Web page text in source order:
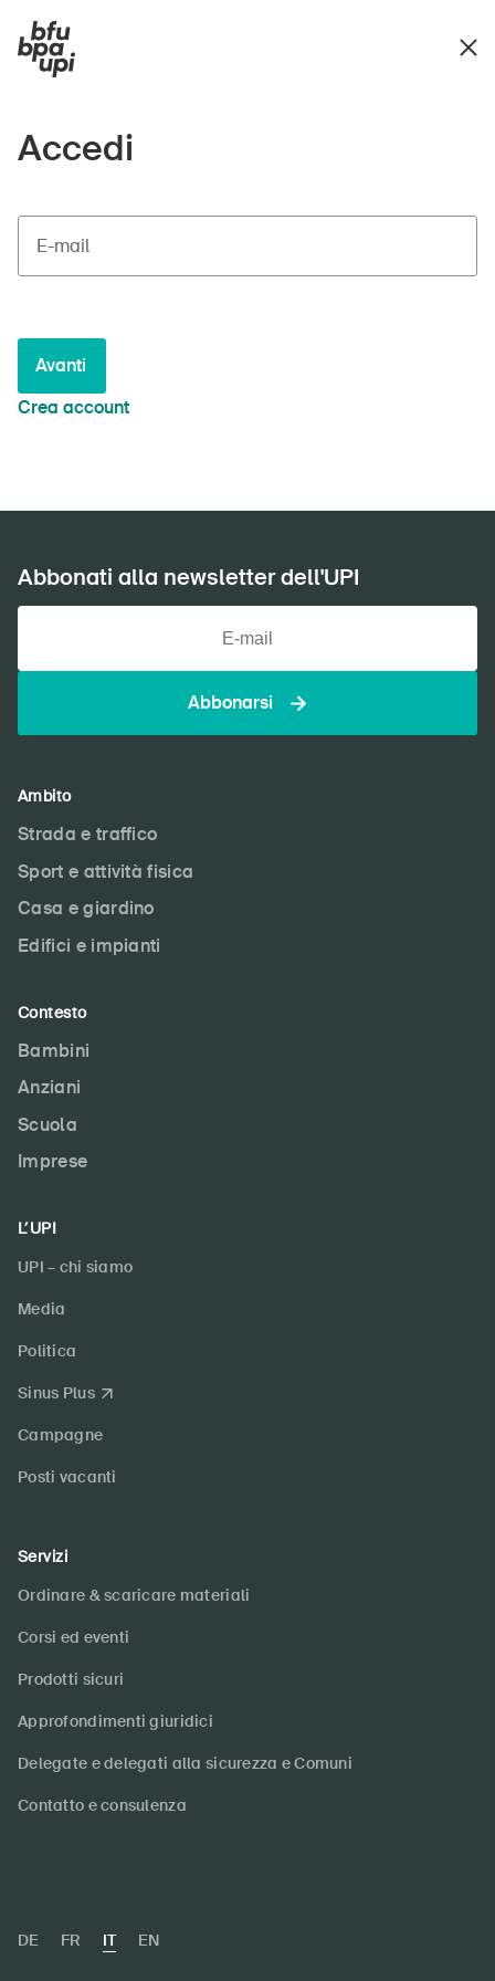
Accedi
E-mail
Avanti
Crea account
Abbonati alla newsletter dell'UPI
Abbonarsi
Ambito
Strada e traffico
Sport e attività fisica
Casa e giardino
Edifici e impianti
Contesto
Bambini
Anziani
Scuola
Imprese
L’UPI
UPI – chi siamo
Media
Politica
Sinus Plus
Campagne
Posti vacanti
Servizi
Ordinare & scaricare materiali
Corsi ed eventi
Prodotti sicuri
Approfondimenti giuridici
Delegate e delegati alla sicurezza e Comuni
Contatto e consulenza
DE FR IT EN